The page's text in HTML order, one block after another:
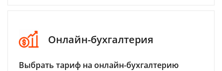
Онлайн-бухгалтерия
Выбрать тариф на онлайн-бухгалтерию